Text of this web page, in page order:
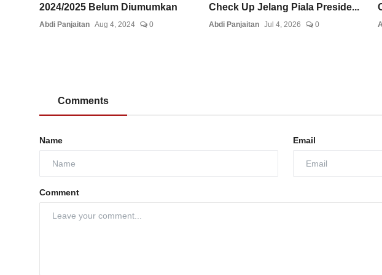
2024/2025 Belum Diumumkan
Abdi Panjaitan Aug 4, 2024 0
Check Up Jelang Piala Preside...
Abdi Panjaitan Jul 4, 2026 0
Comments
Name Email
Comment